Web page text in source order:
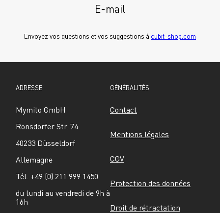
E-mail
Envoyez vos questions et vos suggestions à cubit-shop.com
ADRESSE
Mymito GmbH
Ronsdorfer Str. 74
40233 Düsseldorf
Allemagne
Tél. +49 (0) 211 999 1450
du lundi au vendredi de 9h à
16h
GÉNÉRALITÉS
Contact
Mentions légales
CGV
Protection des données
Droit de rétractation